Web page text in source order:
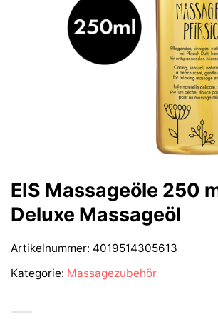
EIS Massageöle 250
Deluxe Massageöl
Artikelnummer: 4019514305613
Kategorie: Massagezubehör